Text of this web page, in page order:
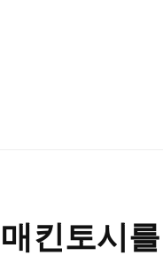
매킨토시